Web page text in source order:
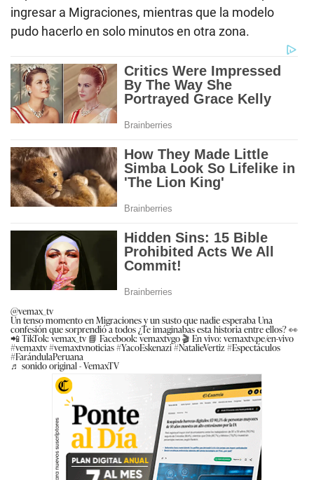
ingresar a Migraciones, mientras que la modelo
pudo hacerlo en solo minutos en otra zona.
@vemax_tv
Un tenso momento en Migraciones y un susto que nadie esperaba Una
confesión que sorprendió a todos ¿Te imaginabas esta historia entre ellos? 👀
📲 TikTok: vemax_tv 📘 Facebook: vemaxtvgo 🎬 En vivo: vemaxtv.pe/en-vivo
#vemaxtv #vemaxtvnoticias #YacoEskenazi #NatalieVertiz #Espectáculos
#FarándulaPeruana
♬ sonido original - VemaxTV